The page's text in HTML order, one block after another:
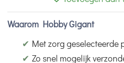
Waarom Hobby Gigant
✔ Met zorg geselecteerde
✔ Zo snel mogelijk